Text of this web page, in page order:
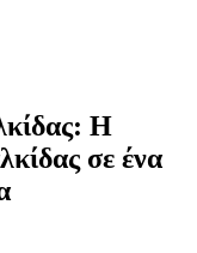
Η
σε ένα